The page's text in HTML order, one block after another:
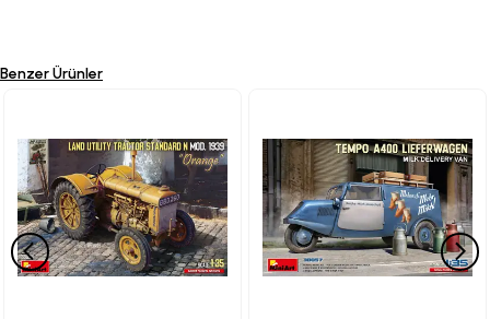
Benzer Ürünler